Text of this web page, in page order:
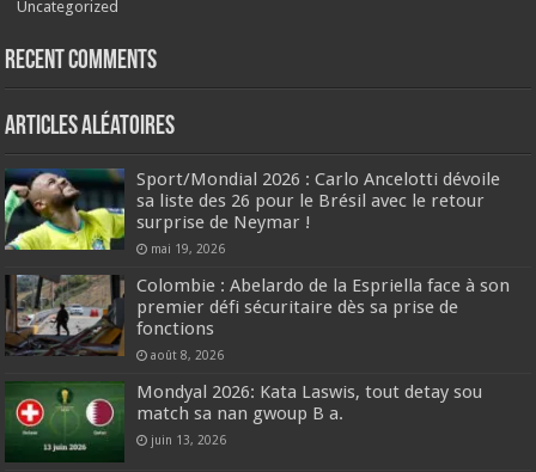
Uncategorized
Recent Comments
Articles aléatoires
Sport/Mondial 2026 : Carlo Ancelotti dévoile
sa liste des 26 pour le Brésil avec le retour
surprise de Neymar !
mai 19, 2026
Colombie : Abelardo de la Espriella face à son
premier défi sécuritaire dès sa prise de
fonctions
août 8, 2026
Mondyal 2026: Kata Laswis, tout detay sou
match sa nan gwoup B a.
juin 13, 2026